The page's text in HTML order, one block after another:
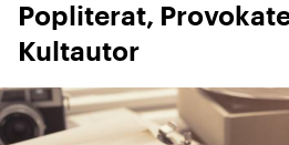
Popliterat,
Kultautor